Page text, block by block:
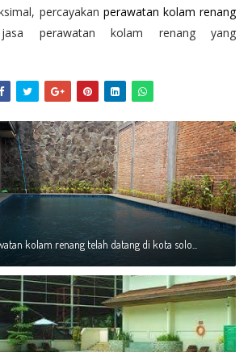
percayakan perawatan kolam renang
perawatan kolam renang yang
kolam renang telah datang di kota solo...